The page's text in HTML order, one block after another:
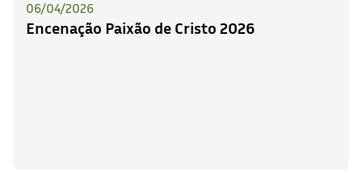
06/04/2026
Encenação Paixão de Cristo 2026